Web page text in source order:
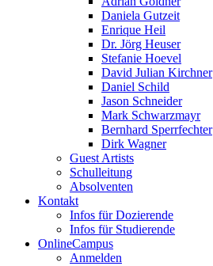
Daniela Gutzeit
Enrique Heil
Dr. Jörg Heuser
Stefanie Hoevel
David Julian Kirchner
Daniel Schild
Jason Schneider
Mark Schwarzmayr
Bernhard Sperrfechter
Dirk Wagner
Guest Artists
Schulleitung
Absolventen
Kontakt
Infos für Dozierende
Infos für Studierende
OnlineCampus
Anmelden